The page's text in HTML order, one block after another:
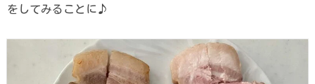
をしてみることに♪